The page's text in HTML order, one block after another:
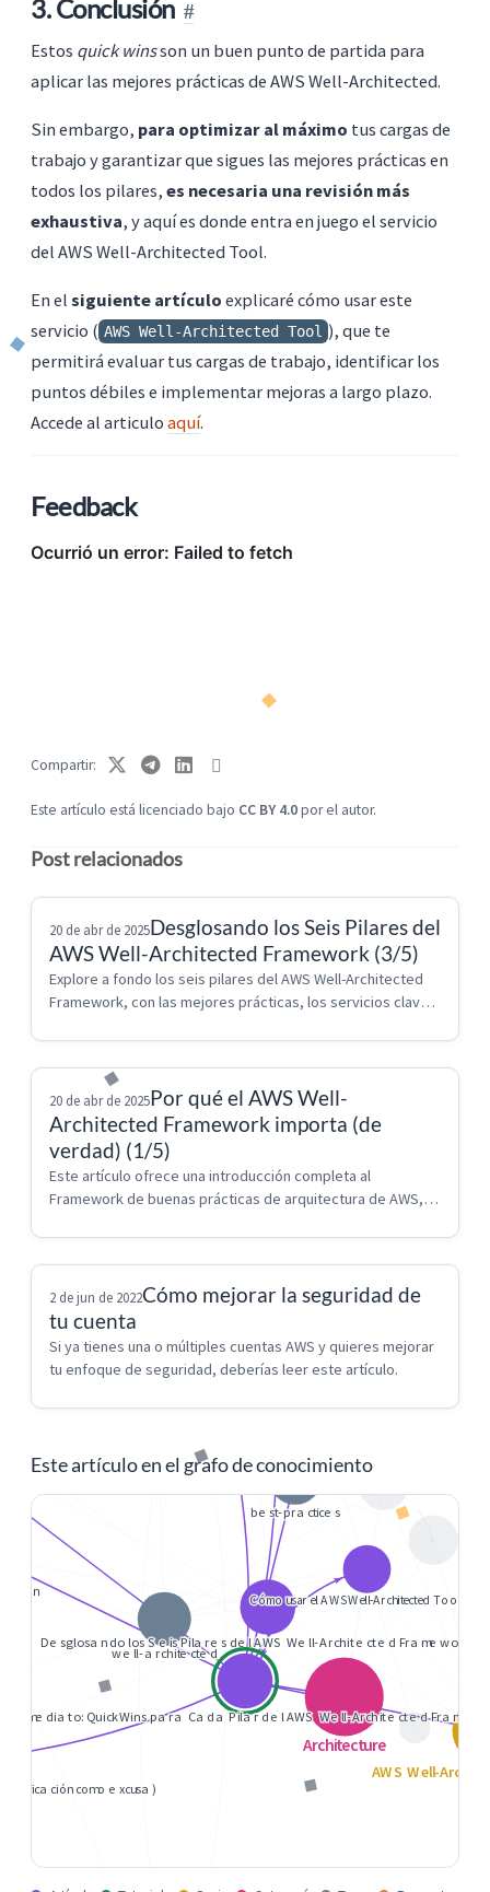
3. Conclusión
Estos quick winsson un buen punto de partida para
aplicar las mejores prácticas de AWS Well-Architected.
Sin embargo, para optimizar al máximo tus cargas de
trabajo y garantizar que sigues las mejores prácticas en
todos los pilares, es necesaria una revisión más
exhaustiva, y aquí es donde entra en juego el servicio
del AWS Well-Architected Tool.
En el siguiente artículo explicaré cómo usar este
servicio ( AWS Well-Architected Tool ), que te
permitirá evaluar tus cargas de trabajo, identificar los
puntos débiles e implementar mejoras a largo plazo.
Accede al articulo aquí.
Feedback
Este artículo está licenciado bajo CC BY 4.0por el autor.
Compartir
Post relacionados
20 de abr de 2025Desglosando los Seis Pilares del
AWS Well-Architected Framework (3/5)
Explore a fondo los seis pilares del AWS Well-Architected
Framework, con las mejores prácticas, los servicios clave
20 de abr de 2025Por qué el AWS Well-
Architected Framework importa (de
verdad) (1/5)
Este artículo ofrece una introducción completa al
Framework de buenas prácticas de arquitectura de AWS,
principios básicos de diseño y los seis pil...
2 de jun de 2022Cómo mejorar la seguridad de
tu cuenta
Si ya tienes una o múltiples cuentas AWS y quieres mejorar
tu enfoque de seguridad, deberías leer este artículo.
Este artículo en el grafo de conocimiento